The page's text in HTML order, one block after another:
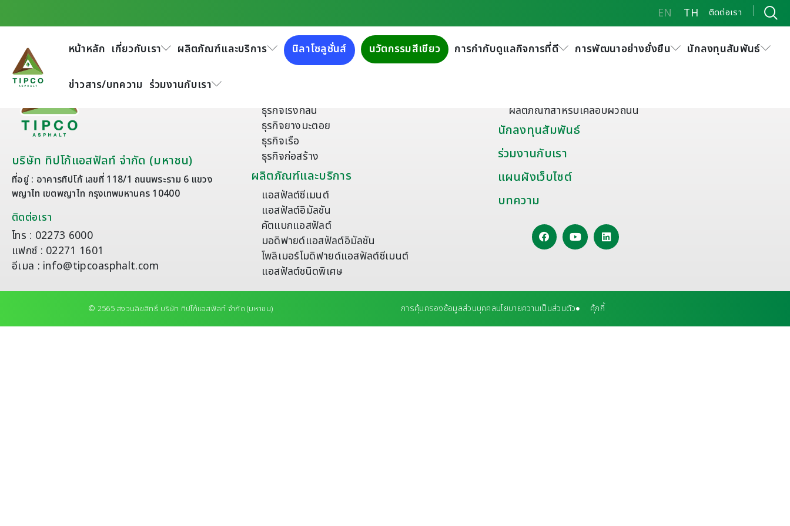
EN TH ติดต่อเรา
หน้าหลัก เกี่ยวกับเรา ผลิตภัณฑ์และบริการ นิลาโซลูชั่นส์ นวัตกรรมสีเขียว การกำกับดูแลกิจการที่ดี การพัฒนาอย่างยั่งยืน นักลงทุนสัมพันธ์
ข่าวสาร/บทความ ร่วมงานกับเรา
บริษัท ทิปโก้แอสฟัลท์ จำกัด (มหาชน)
ที่อยู่ : อาคารทิปโก้ เลขที่ 118/1 ถนนพระราม 6 แขวง
พญาไท เขตพญาไท กรุงเทพมหานคร 10400
ติดต่อเรา
โทร : 02273 6000
แฟกซ์ : 02271 1601
อีเมล : info@tipcoasphalt.com
เกี่ยวกับเรา
ธุรกิจโรงกลั่น
ธุรกิจยางมะตอย
ธุรกิจเรือ
ธุรกิจก่อสร้าง
ผลิตภัณฑ์และบริการ
แอสฟัลต์ซีเมนต์
แอสฟัลต์อิมัลชัน
คัตแบกแอสฟัลต์
มอดิฟายด์แอสฟัลต์อิมัลชัน
โพลิเมอร์โมดิฟายด์แอสฟัลต์ซีเมนต์
แอสฟัลต์ชนิดพิเศษ
ผลิตภัณฑ์พิเศษและอื่นๆ
ผลิตภัณฑ์สำหรับเคลือบผิวถนน
นักลงทุนสัมพันธ์
ร่วมงานกับเรา
แผนผังเว็บไซต์
บทความ
© 2565 สงวนลิขสิทธิ์ บริษัท ทิปโก้แอสฟัลท์ จำกัด (มหาชน) การคุ้มครองข้อมูลส่วนบุคคลนโยบายความเป็นส่วนตัว คุ้กกี้